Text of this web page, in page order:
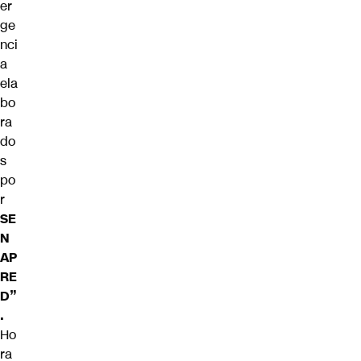
er
ge
nci
a
ela
bo
ra
do
s
po
r
SE
N
AP
RE
D”
.
Ho
ra